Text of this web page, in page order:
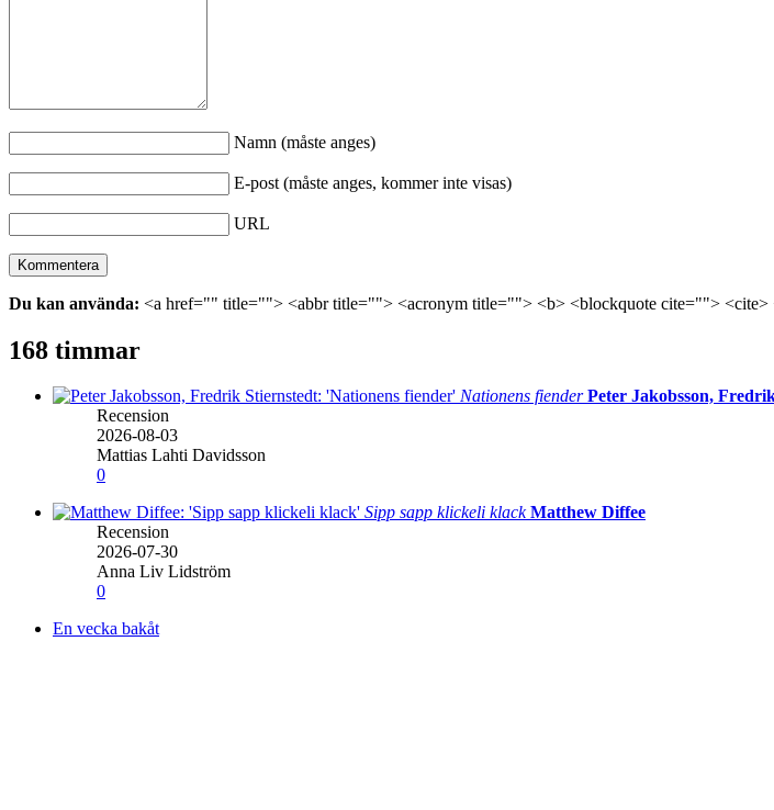
Namn (måste anges)
E-post (måste anges, kommer inte visas)
URL
Du kan använda: <a href="" title=""> <abbr title=""> <acronym title=""> <b> <blockquote cite="">
168 timmar
Nationens fiender Peter Jakobsson,
Recension
2026-08-03
Mattias Lahti Davidsson
0
Sipp sapp klickeli klack Matthew Diffee
Recension
2026-07-30
Anna Liv Lidström
0
En vecka bakåt